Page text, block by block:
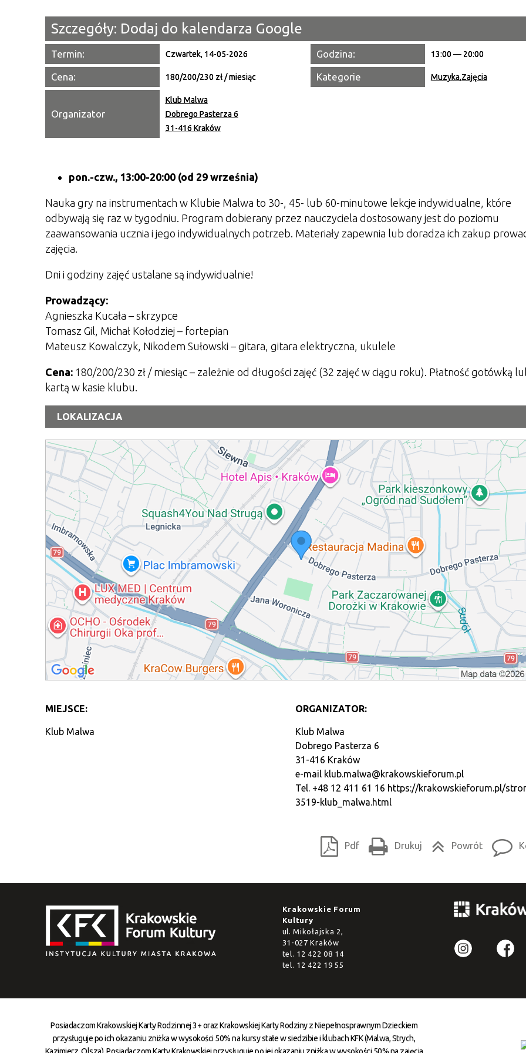
Szczegóły: Dodaj do kalendarza Google
Termin: Czwartek, 14-05-2026 Godzina: 13:00 — 20:00
Cena: 180/200/230 zł / miesiąc Kategorie Muzyka,Zajęcia
Organizator
Klub Malwa
Dobrego Pasterza 6
31-416 Kraków
pon.-czw., 13:00-20:00 (od 29 września)
Nauka gry na instrumentach w Klubie Malwa to 30-, 45- lub 60-minutowe lekcje indywidualne, które
odbywają się raz w tygodniu. Program dobierany przez nauczyciela dostosowany jest do poziomu
zaawansowania ucznia i jego indywidualnych potrzeb. Materiały zapewnia lub doradza ich zakup
zajęcia.
Dni i godziny zajęć ustalane są indywidualnie!
Prowadzący:
Agnieszka Kucała – skrzypce
Tomasz Gil, Michał Kołodziej – fortepian
Mateusz Kowalczyk, Nikodem Sułowski – gitara, gitara elektryczna, ukulele
Cena: 180/200/230 zł / miesiąc – zależnie od długości zajęć (32 zajęć w ciągu roku). Płatność gotówką
kartą w kasie klubu.
LOKALIZACJA
MIEJSCE:
Klub Malwa
ORGANIZATOR:
Klub Malwa
Dobrego Pasterza 6
31-416 Kraków
e-mail klub.malwa@krakowskieforum.pl
Tel. +48 12 411 61 16 https://krakowskieforum.pl/
3519-klub_malwa.html
Pdf Drukuj Powrót
Krakowskie Forum
Kultury
ul. Mikołajska 2,
31-027 Kraków
tel. 12 422 08 14
tel. 12 422 19 55
Posiadaczom Krakowskiej Karty Rodzinnej 3+ oraz Krakowskiej Karty Rodziny z Niepełnosprawnym Dzieckiem
przysługuje po ich okazaniu zniżka w wysokości 50% na kursy stałe w siedzibie i klubach KFK (Malwa, Strych,